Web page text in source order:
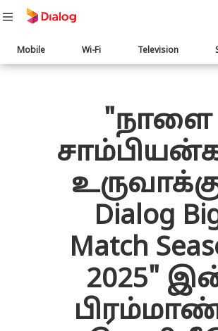
Main
navigation
Mobile Wi-Fi Television
பொருள் விரிவாக்கம்
"நாளை
Dialog
Match
2025"